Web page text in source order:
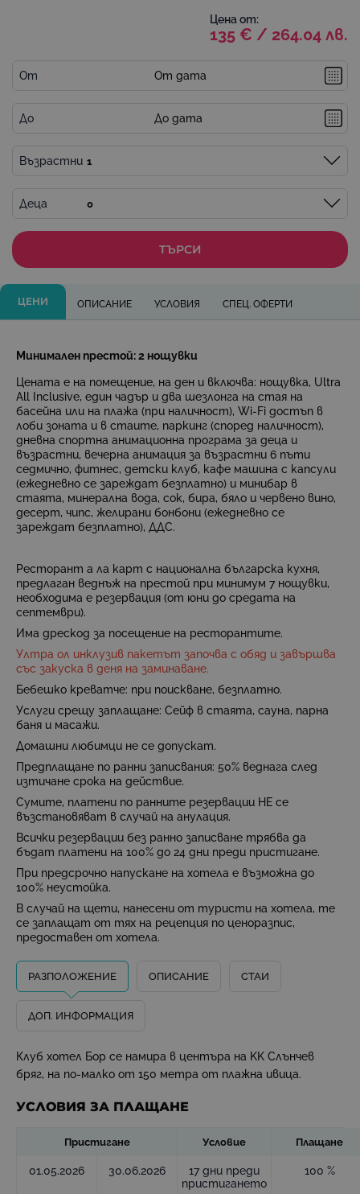
Цена от:
135 € / 264.04 лв.
От
До
Възрастни
Деца
ТЪРСИ
ЦЕНИ ОПИСАНИЕ УСЛОВИЯ СПЕЦ. ОФЕРТИ
Минимален престой: 2 нощувки
Цената е на помещение, на ден и включва: нощувка, Ultra
All Inclusive, един чадър и два шезлонга на стая на
басейна или на плажа (при наличност), Wi-Fi достъп в
лоби зоната и в стаите, паркинг (според наличност),
дневна спортна анимационна програма за деца и
възрастни, вечерна анимация за възрастни 6 пъти
седмично, фитнес, детски клуб, кафе машина с капсули
(ежедневно се зареждат безплатно) и минибар в
стаята, минерална вода, сок, бира, бяло и червено вино,
десерт, чипс, желирани бонбони (ежедневно се
зареждат безплатно), ДДС.
Ресторант а ла карт с национална българска кухня,
предлаган веднъж на престой при минимум 7 нощувки,
необходима е резервация (от юни до средата на
септември).
Има дрескод за посещение на ресторантите.
Ултра ол инклузив пакетът започва с обяд и завършва
със закуска в деня на заминаване.
Бебешко креватче: при поискване, безплатно.
Услуги срещу заплащане: Сейф в стаята, сауна, парна
баня и масажи.
Домашни любимци не се допускат.
Предплащане по ранни записвания: 50% веднага след
изтичане срока на действие.
Сумите, платени по ранните резервации НЕ се
възстановяват в случай на анулация.
Всички резервации без ранно записване трябва да
бъдат платени на 100% до 24 дни преди пристигане.
При предсрочно напускане на хотела е възможна до
100% неустойка.
В случай на щети, нанесени от туристи на хотела, те
се заплащат от тях на рецепция по ценоразпис,
предоставен от хотела.
РАЗПОЛОЖЕНИЕ ОПИСАНИЕ СТАИ
ДОП. ИНФОРМАЦИЯ
Клуб хотел Бор се намира в центъра на KK Слънчев
бряг, на по-малко от 150 метра от плажна ивица.
УСЛОВИЯ ЗА ПЛАЩАНЕ
Пристигане Условие Плащане
01.05.2026 30.06.2026
17 дни преди
пристигането
100 %